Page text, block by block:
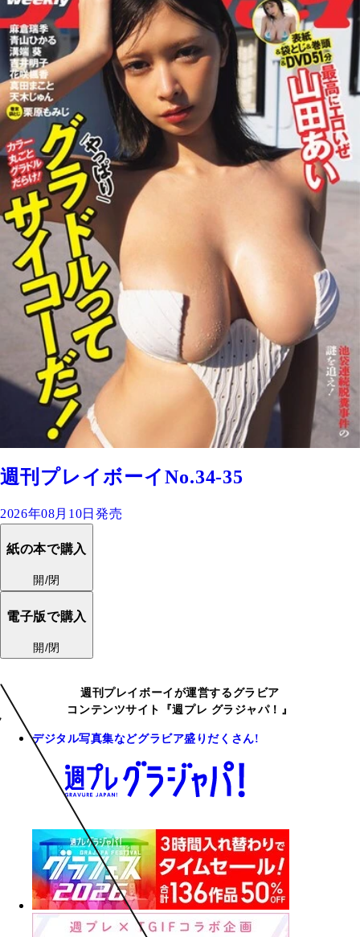
週刊プレイボーイNo.34-35
2026年08月10日発売
紙の本で購入
開/閉
電子版で購入
開/閉
週刊プレイボーイが運営するグラビア
コンテンツサイト『週プレ グラジャパ！』
デジタル写真集などグラビア盛りだくさん!